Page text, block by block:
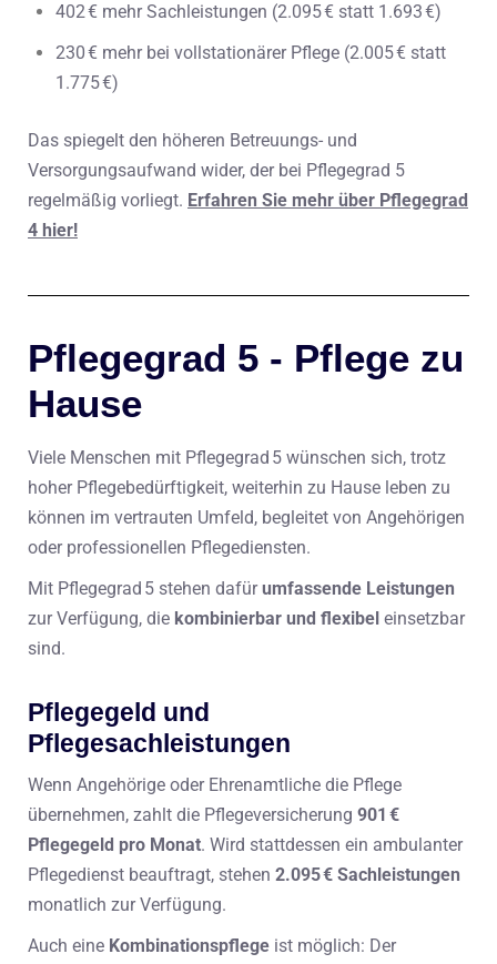
402 € mehr Sachleistungen (2.095 € statt 1.693 €)
230 € mehr bei vollstationärer Pflege (2.005 € statt
1.775 €)
Das spiegelt den höheren Betreuungs- und
Versorgungsaufwand wider, der bei Pflegegrad 5
regelmäßig vorliegt. Erfahren Sie mehr über Pflegegrad
4 hier!
Pflegegrad 5 - Pflege zu
Hause
Viele Menschen mit Pflegegrad 5 wünschen sich, trotz
hoher Pflegebedürftigkeit, weiterhin zu Hause leben zu
können im vertrauten Umfeld, begleitet von Angehörigen
oder professionellen Pflegediensten.
Mit Pflegegrad 5 stehen dafürumfassende Leistungen
zur Verfügung, die kombinierbar und flexibel einsetzbar
sind.
Pflegegeld und
Pflegesachleistungen
Wenn Angehörige oder Ehrenamtliche die Pflege
übernehmen, zahlt die Pflegeversicherung 901 €
Pflegegeld pro Monat. Wird stattdessen ein ambulanter
Pflegedienst beauftragt, stehen 2.095 € Sachleistungen
monatlich zur Verfügung.
Auch eine Kombinationspflege ist möglich: Der